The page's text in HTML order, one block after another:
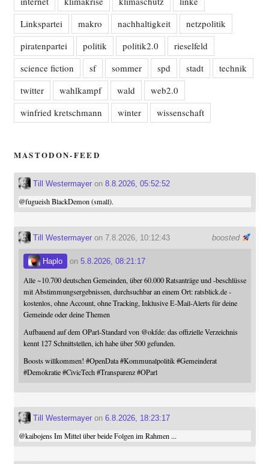
Linkspartei
makro nachhaltigkeit
netzpolitik
piratenpartei
politik politik2.0
rieselfeld
science fiction
sf sommer spd stadt
technik
twitter
wahlkampf wald
web2.0
winfried kretschmann
winter wissenschaft
MASTODON-FEED
Till Westermayeron 8.8.2026, 05:52:52
@fugueishBlackDemon (small).
boosted
Till Westermayeron 7.8.2026, 10:12:43
Haplo on 5.8.2026, 08:21:17
Alle ~10.700 deutschen Gemeinden, über 60.000 Ratsanträge und -beschlüsse
mit Abstimmungsergebnissen, durchsuchbar an einem Ort: ratsblick.de -
kostenlos, ohne Account, ohne Tracking, Inklusive E-Mail-Alerts für deine
Gemeinde oder deine Themen
Aufbauend auf dem OParl-Standard von @okfde: das offizielle Verzeichnis
kennt 127 Schnittstellen, ich habe über 500 gefunden.
Boosts willkommen! #OpenData #Kommunalpolitik #Gemeinderat
#Demokratie #CivicTech #Transparenz #OParl
Till Westermayeron 6.8.2026, 18:23:17
@kaibojensIm Mittel über beide Folgen im Rahmen ...